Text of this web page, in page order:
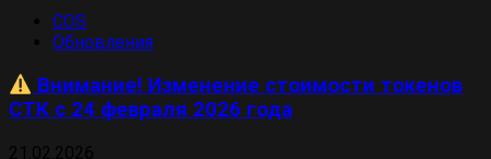
COS
Обновления
Внимание! Изменение стоимости токенов
СТК с 24 февраля 2026 года